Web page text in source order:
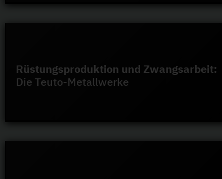
Rüstungsproduktion und Zwangsarbeit:
Die Teuto-Metallwerke